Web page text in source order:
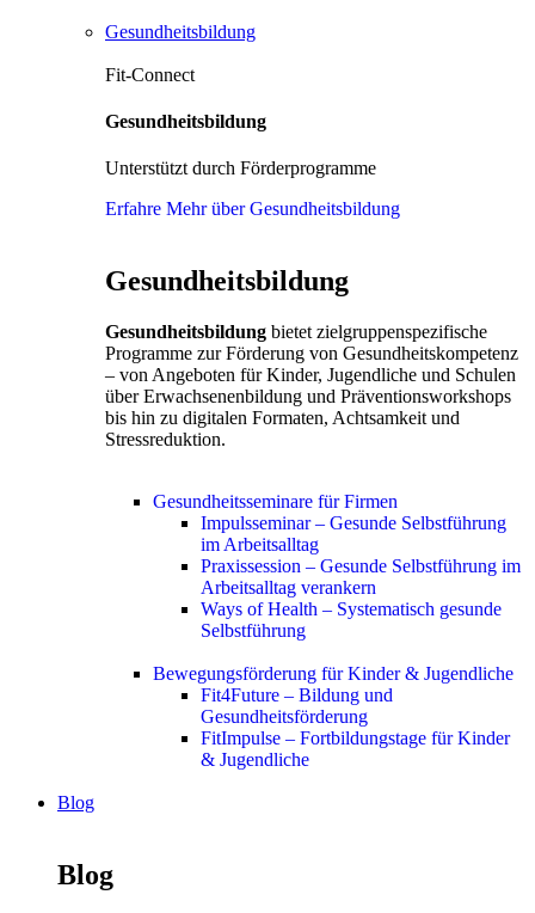
Gesundheitsbildung
Fit-Connect
Gesundheitsbildung
Unterstützt durch Förderprogramme
Erfahre Mehr über Gesundheitsbildung
Gesundheitsbildung
Gesundheitsbildung bietet zielgruppenspezifische
Programme zur Förderung von Gesundheitskompetenz
– von Angeboten für Kinder, Jugendliche und Schulen
über Erwachsenenbildung und Präventionsworkshops
bis hin zu digitalen Formaten, Achtsamkeit und
Stressreduktion.
Gesundheitsseminare für Firmen
Impulsseminar – Gesunde Selbstführung
im Arbeitsalltag
Praxissession – Gesunde Selbstführung im
Arbeitsalltag verankern
Ways of Health – Systematisch gesunde
Selbstführung
Bewegungsförderung für Kinder & Jugendliche
Fit4Future – Bildung und
Gesundheitsförderung
FitImpulse – Fortbildungstage für Kinder
& Jugendliche
Blog
Blog